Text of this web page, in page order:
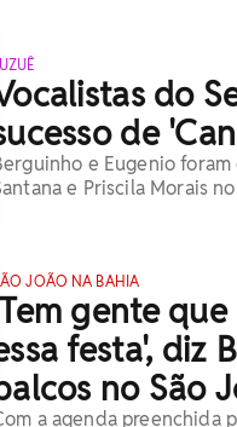
do
de
e Eugenio
e Priscila Morais
JOÃO NA BAHIA
gente
festa', diz
no São
a agenda preenchida